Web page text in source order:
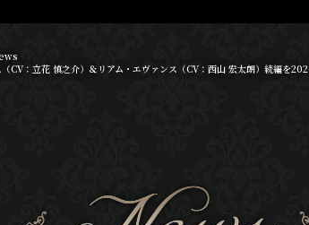
CV：立花 慎之介）＆リアム・エヴァンス（CV：西山 宏太朗）続編を